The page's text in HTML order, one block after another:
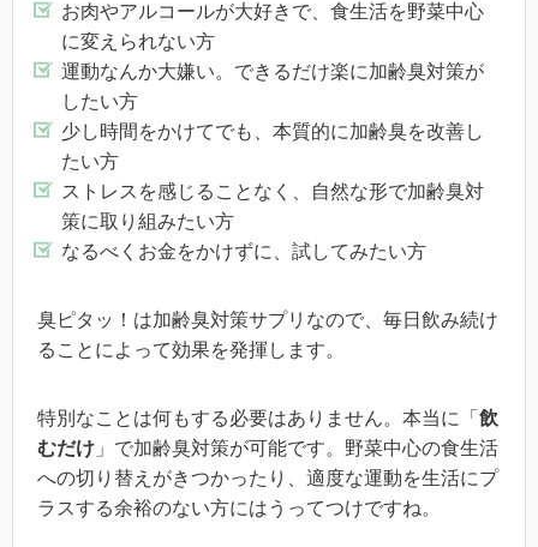
お肉やアルコールが大好きで、食生活を野菜中心
に変えられない方
運動なんか大嫌い。できるだけ楽に加齢臭対策が
したい方
少し時間をかけてでも、本質的に加齢臭を改善し
たい方
ストレスを感じることなく、自然な形で加齢臭対
策に取り組みたい方
なるべくお金をかけずに、試してみたい方
臭ピタッ！は加齢臭対策サプリなので、毎日飲み続け
ることによって効果を発揮します。
特別なことは何もする必要はありません。本当に「 飲
むだけ 」で加齢臭対策が可能です。野菜中心の食生活
への切り替えがきつかったり、適度な運動を生活にプ
ラスする余裕のない方にはうってつけですね。